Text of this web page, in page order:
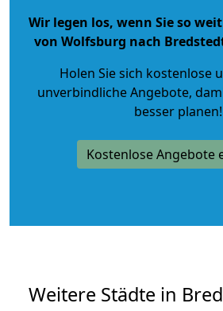
Wir legen los, wenn Sie so
von Wolfsburg nach
Holen Sie sich kostenlose
unverbindliche Angebote,
besser planen!
Kostenlose Angebote
Weitere Städte in